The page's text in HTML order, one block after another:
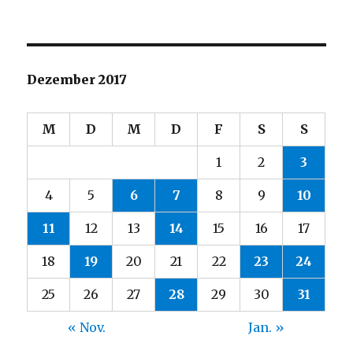
Dezember 2017
M D M D F S S
1 2 3
4 5 6 7 8 9 10
11 12 13 14 15 16 17
18 19 20 21 22 23 24
25 26 27 28 29 30 31
« Nov. Jan. »